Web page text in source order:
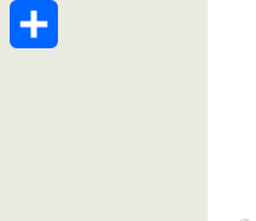
Telegram